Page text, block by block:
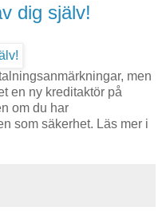
dig själv!
men
en ny kreditaktör på
om du har
som säkerhet. Läs mer i